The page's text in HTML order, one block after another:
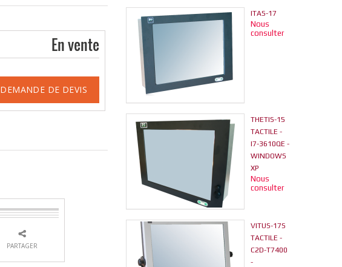
En vente
DEMANDE DE DEVIS
ITAS-17
Nous
consulter
THETIS-15
TACTILE -
I7-3610QE -
WINDOWS
XP
Nous
consulter
VITUS-17S
TACTILE -
C2D-T7400
-
PARTAGER